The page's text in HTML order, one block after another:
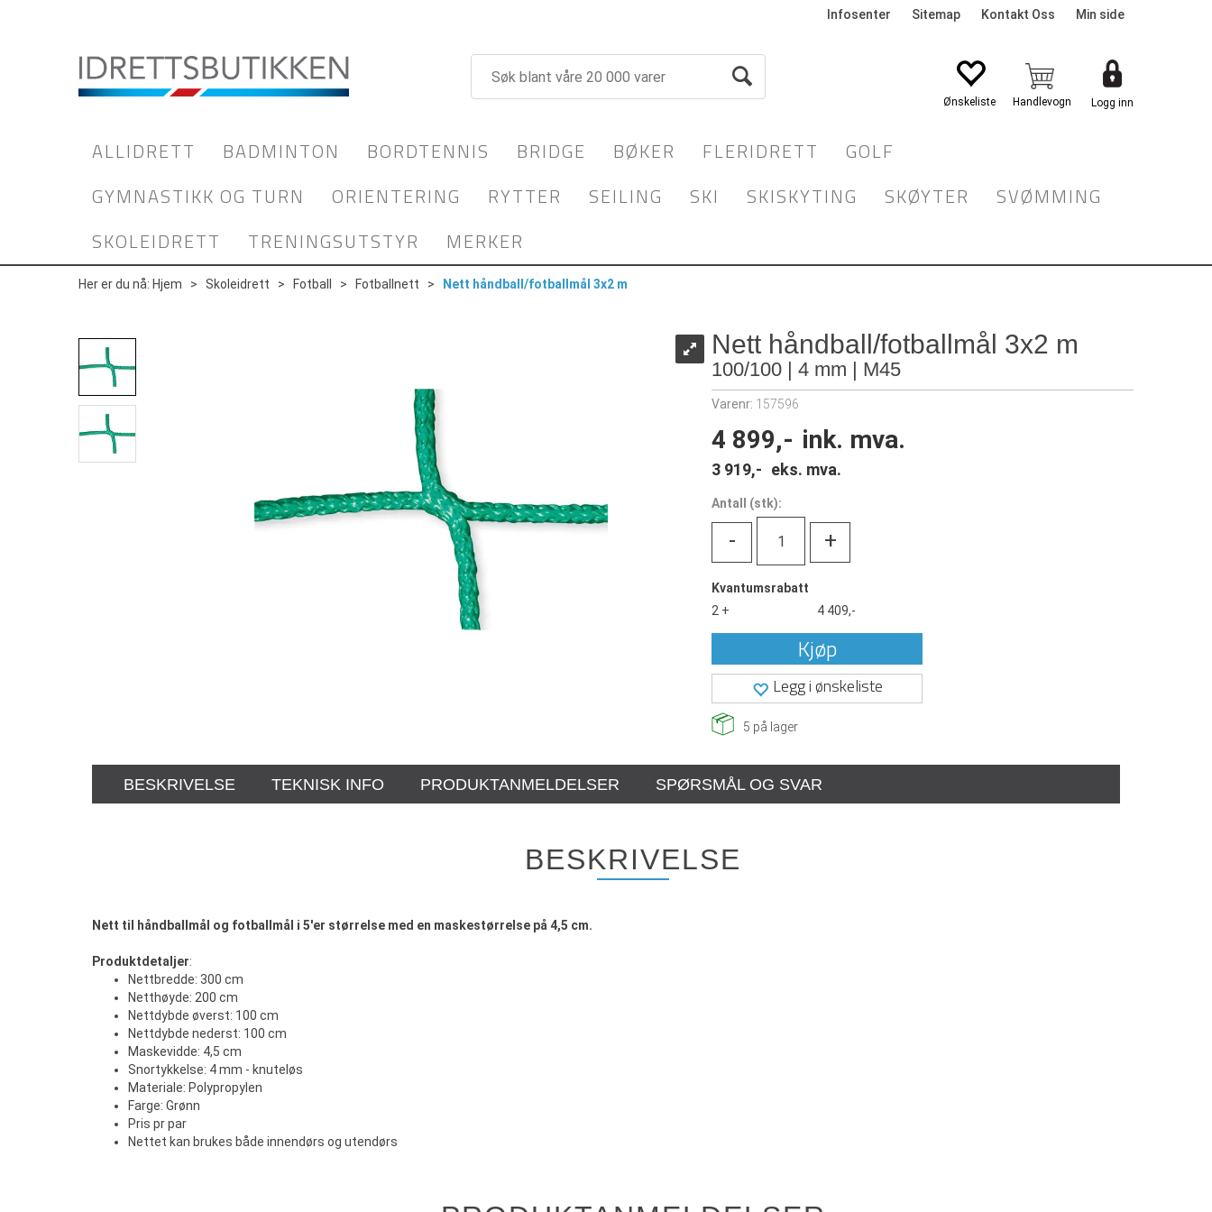
Infosenter Sitemap Kontakt Oss Min side
Logg inn
ALLIDRETT BADMINTON BORDTENNIS BRIDGE BØKER FLERIDRETT
GOLF
GYMNASTIKK OG TURN
ORIENTERING RYTTER SEILING SKI SKISKYTING SKØYTER
SVØMMING
SKOLEIDRETT
TRENINGSUTSTYR MERKER
Her er du nå: Hjem > Skoleidrett > Fotball > Fotballnett > Nett håndball/fotballmål 3x2 m
Nett håndball/fotballmål 3x2 m
100/100 | 4 mm | M45
Varenr: 157596
4 899,- ink. mva.
3 919,- eks. mva.
Antall (stk):
- +
Kvantumsrabatt
2 +
4 409,-
Kjøp
Legg i ønskeliste
5 på lager
BESKRIVELSE TEKNISK INFO PRODUKTANMELDELSER SPØRSMÅL OG SVAR
BESKRIVELSE
Nett til håndballmål og fotballmål i 5'er størrelse med en maskestørrelse på 4,5 cm.
Produktdetaljer:
Nettbredde: 300 cm
Netthøyde: 200 cm
Nettdybde øverst: 100 cm
Nettdybde nederst: 100 cm
Maskevidde: 4,5 cm
Snortykkelse: 4 mm - knuteløs
Materiale: Polypropylen
Farge: Grønn
Pris pr par
Nettet kan brukes både innendørs og utendørs